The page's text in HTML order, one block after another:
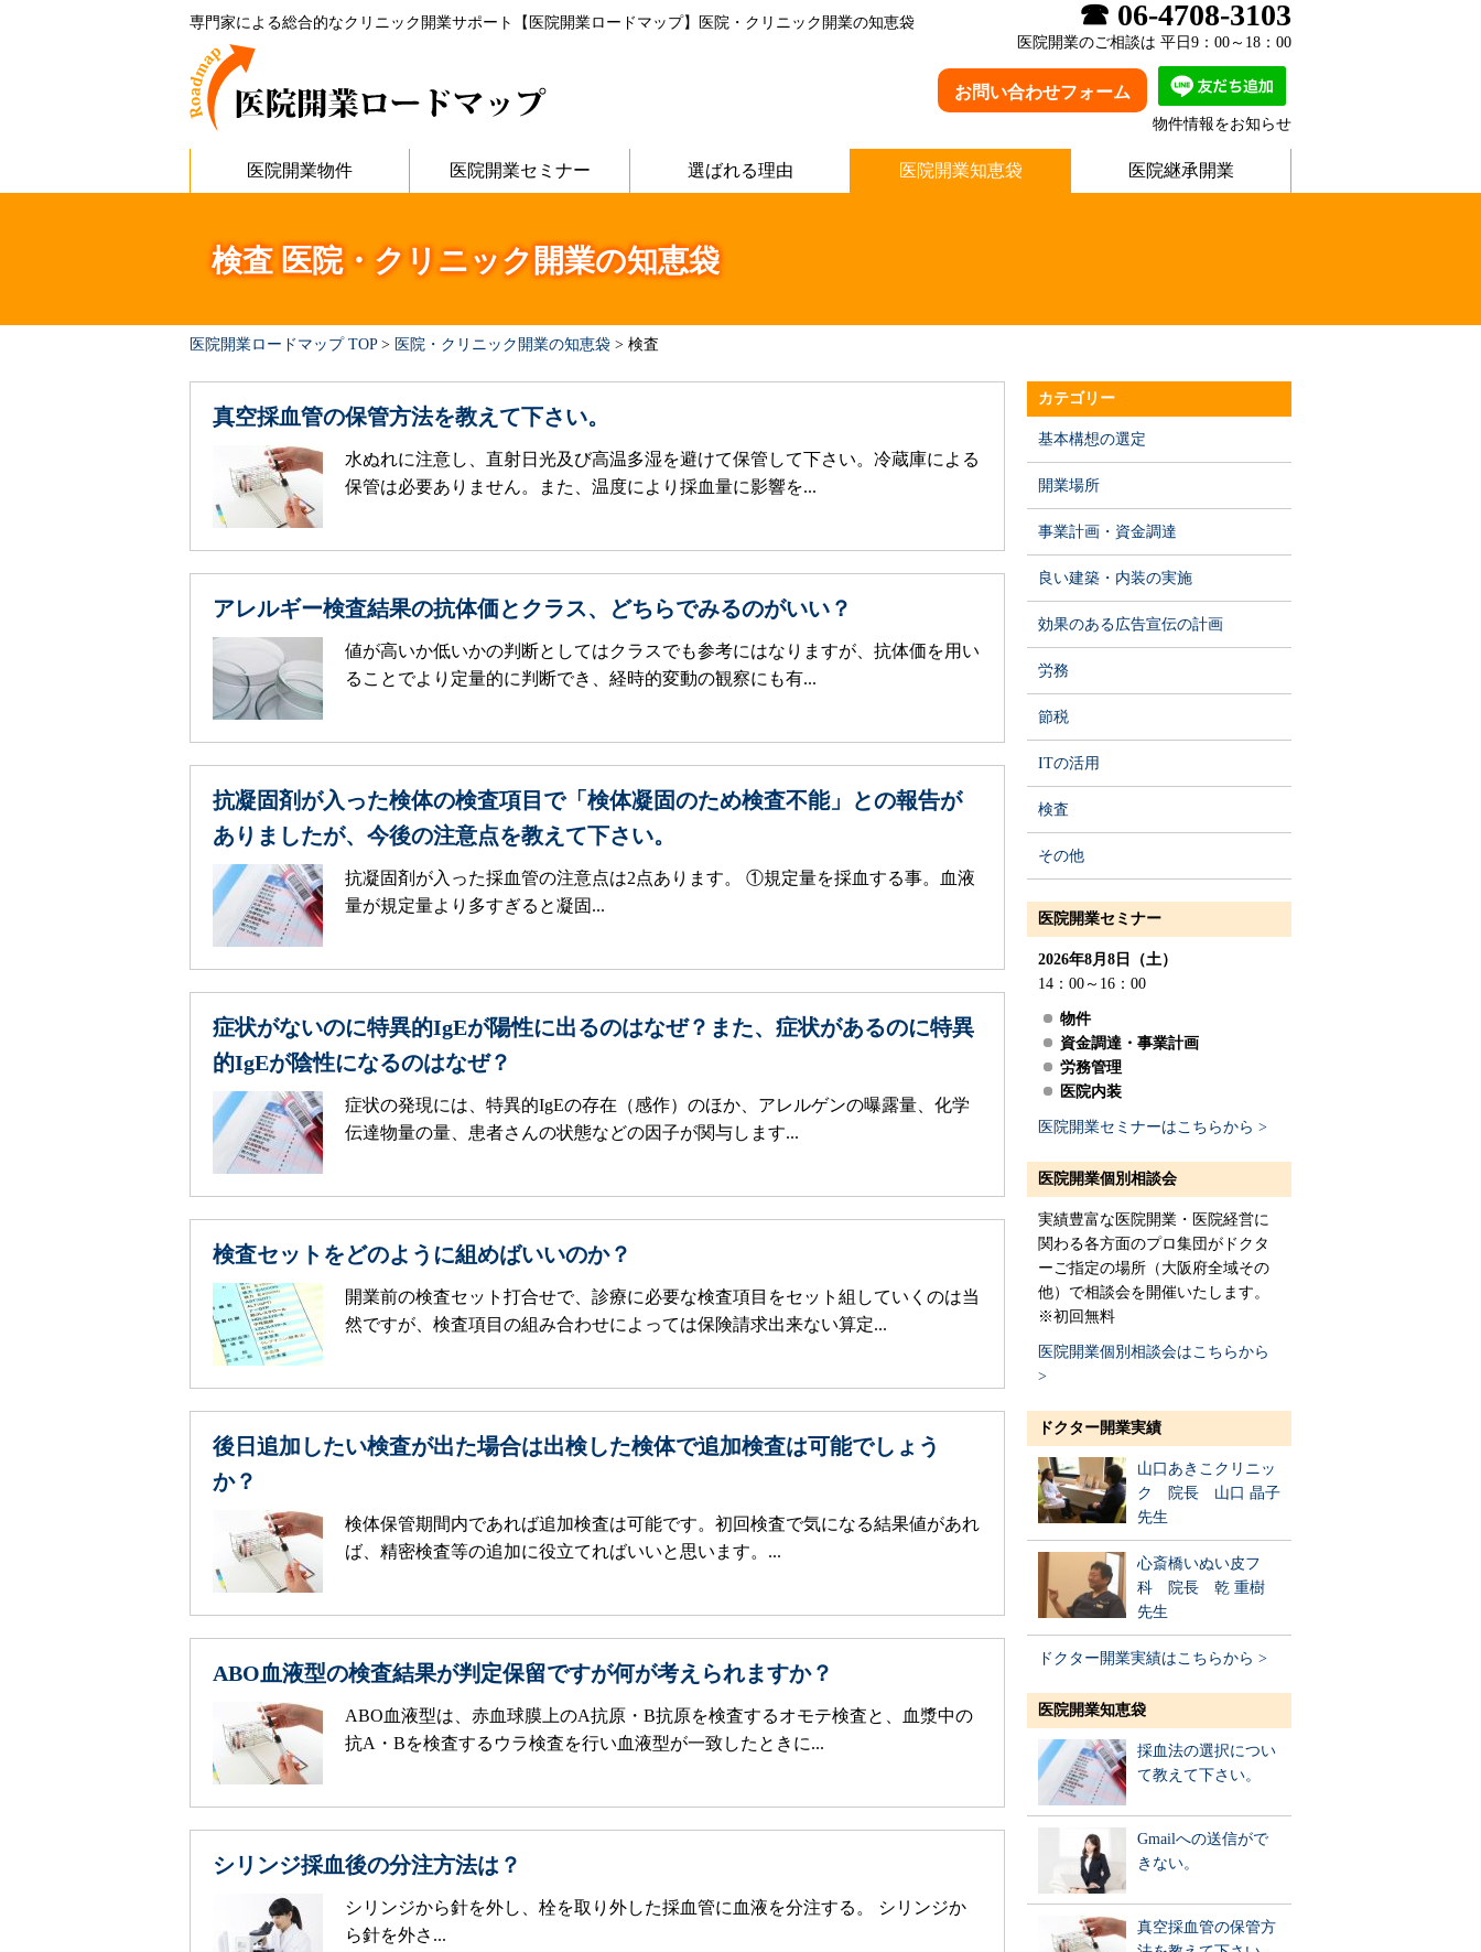
専門家による総合的なクリニック開業サポート【医院開業ロードマップ】医院・クリニック開業の知恵袋 ☎ 06-4708-3103
医院開業のご相談は 平日9：00～18：00
お問い合わせフォーム
物件情報をお知らせ
医院開業物件 医院開業セミナー 選ばれる理由 医院開業知恵袋 医院継承開業
検査 医院・クリニック開業の知恵袋
医院開業ロードマップ TOP> 医院・クリニック開業の知恵袋 > 検査
真空採血管の保管方法を教えて下さい。
水ぬれに注意し、直射日光及び高温多湿を避けて保管して下さい。冷蔵庫による
保管は必要ありません。また、温度により採血量に影響を...
アレルギー検査結果の抗体価とクラス、どちらでみるのがいい？
値が高いか低いかの判断としてはクラスでも参考にはなりますが、抗体価を用い
ることでより定量的に判断でき、経時的変動の観察にも有...
抗凝固剤が入った検体の検査項目で「検体凝固のため検査不能」との報告が
ありましたが、今後の注意点を教えて下さい。
抗凝固剤が入った採血管の注意点は2点あります。 ①規定量を採血する事。血液
量が規定量より多すぎると凝固...
症状がないのに特異的IgEが陽性に出るのはなぜ？また、症状があるのに特異
的IgEが陰性になるのはなぜ？
症状の発現には、特異的IgEの存在（感作）のほか、アレルゲンの曝露量、化学
伝達物量の量、患者さんの状態などの因子が関与します...
検査セットをどのように組めばいいのか？
開業前の検査セット打合せで、診療に必要な検査項目をセット組していくのは当
然ですが、検査項目の組み合わせによっては保険請求出来ない算定...
後日追加したい検査が出た場合は出検した検体で追加検査は可能でしょう
か？
検体保管期間内であれば追加検査は可能です。初回検査で気になる結果値があれ
ば、精密検査等の追加に役立てればいいと思います。...
ABO血液型の検査結果が判定保留ですが何が考えられますか？
ABO血液型は、赤血球膜上のA抗原・B抗原を検査するオモテ検査と、血漿中の
抗A・Bを検査するウラ検査を行い血液型が一致したときに...
シリンジ採血後の分注方法は？
シリンジから針を外し、栓を取り外した採血管に血液を分注する。 シリンジか
ら針を外さ...
カテゴリー
基本構想の選定
開業場所
事業計画・資金調達
良い建築・内装の実施
効果のある広告宣伝の計画
労務
節税
ITの活用
検査
その他
医院開業セミナー
2026年8月8日（土）
14：00～16：00
物件
資金調達・事業計画
労務管理
医院内装
医院開業セミナーはこちらから >
医院開業個別相談会
実績豊富な医院開業・医院経営に
関わる各方面のプロ集団がドクタ
ーご指定の場所（大阪府全域その
他）で相談会を開催いたします。
※初回無料
医院開業個別相談会はこちらから
>
ドクター開業実績
山口あきこクリニッ
ク 院長 山口 晶子
先生
心斎橋いぬい皮フ
科 院長 乾 重樹
先生
ドクター開業実績はこちらから >
医院開業知恵袋
採血法の選択につい
て教えて下さい。
Gmailへの送信がで
きない。
真空採血管の保管方